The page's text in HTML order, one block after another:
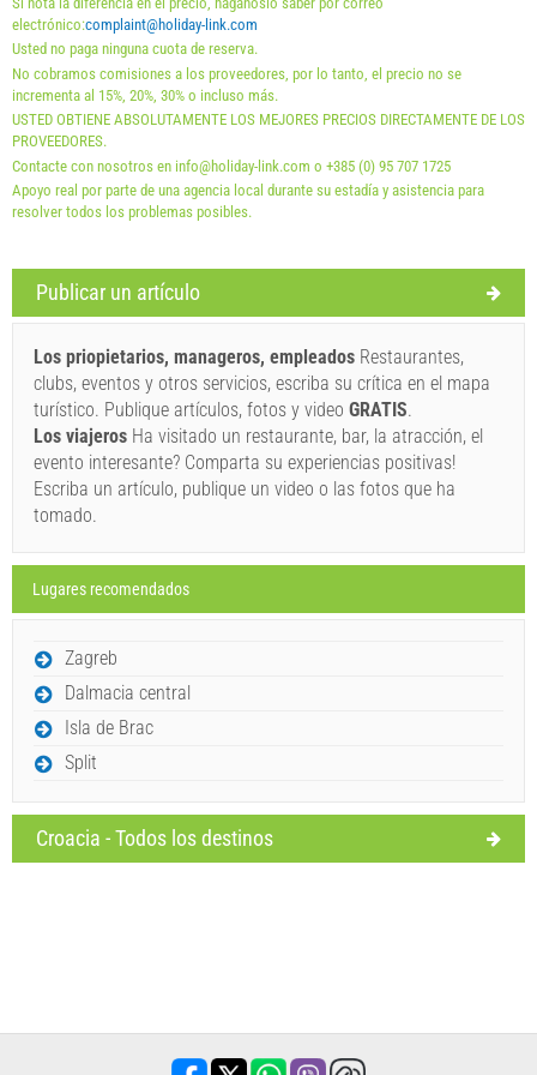
Términos y condiciones del proveedor
Reserve y espere la confirmación
Si no desea reservar de inmediato y tiene más preguntas,
por favor, complete y haga clic en "Enviar una consulta".
Enviar una consulta
electrónico:complaint@holiday-link.com
Usted no paga ninguna cuota de reserva.
No cobramos comisiones a los proveedores, por lo tanto, el precio no se
incrementa al 15%, 20%, 30% o incluso más.
USTED OBTIENE ABSOLUTAMENTE LOS MEJORES PRECIOS DIRECTAMENTE DE LOS
PROVEEDORES.
Contacte con nosotros en info@holiday-link.com o +385 (0) 95 707 1725
Apoyo real por parte de una agencia local durante su estadía y asistencia para
resolver todos los problemas posibles.
Publicar un artículo
Los priopietarios, manageros, empleados Restaurantes,
clubs, eventos y otros servicios, escriba su crítica en el mapa
turístico. Publique artículos, fotos y video GRATIS.
Los viajeros Ha visitado un restaurante, bar, la atracción, el
evento interesante? Comparta su experiencias positivas!
Escriba un artículo, publique un video o las fotos que ha
tomado.
Lugares recomendados
Zagreb
Dalmacia central
Isla de Brac
Split
Croacia - Todos los destinos